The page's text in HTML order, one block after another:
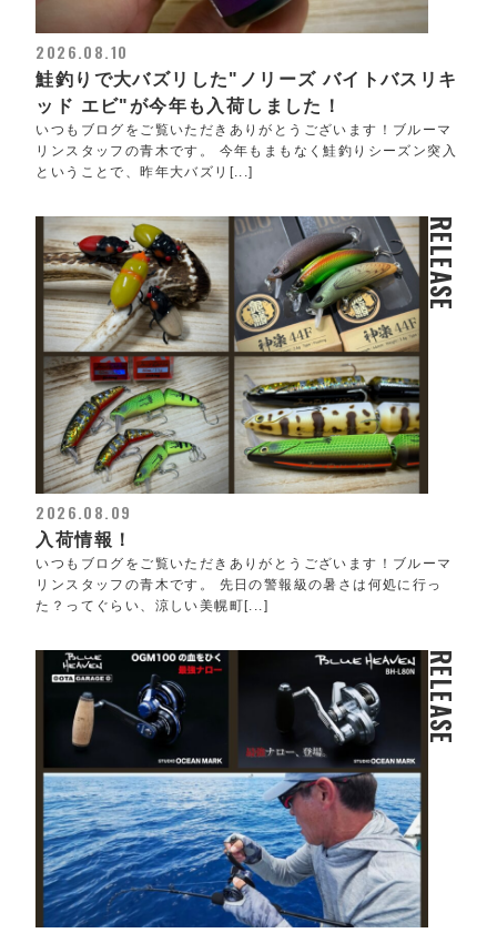
2026.08.10
鮭釣りで大バズリした"ノリーズ バイトバスリキ
ッド エビ"が今年も入荷しました！
いつもブログをご覧いただきありがとうございます！ブルーマ
リンスタッフの青木です。 今年もまもなく鮭釣りシーズン突入
ということで、昨年大バズリ[...]
RELEASE
2026.08.09
入荷情報！
いつもブログをご覧いただきありがとうございます！ブルーマ
リンスタッフの青木です。 先日の警報級の暑さは何処に行っ
た？ってぐらい、涼しい美幌町[...]
RELEASE